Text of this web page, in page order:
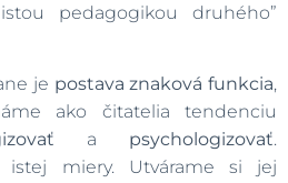
pedagogikou druhého”
je postava znaková funkcia,
ako čitatelia tendenciu
a psychologizovať.
istej miery. Utvárame si jej